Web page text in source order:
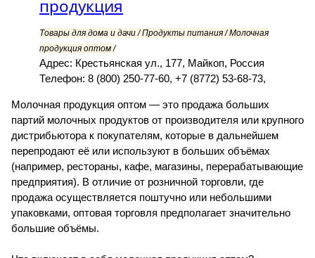
продукция
Товары для дома и дачи / Продукты питания / Молочная
продукция оптом /
Адрес: Крестьянская ул., 177, Майкоп, Россия
Телефон: 8 (800) 250-77-60, +7 (8772) 53-68-73,
Молочная продукция оптом — это продажа больших
партий молочных продуктов от производителя или крупного
дистрибьютора к покупателям, которые в дальнейшем
перепродают её или используют в больших объёмах
(например, рестораны, кафе, магазины, перерабатывающие
предприятия). В отличие от розничной торговли, где
продажа осуществляется поштучно или небольшими
упаковками, оптовая торговля предполагает значительно
большие объёмы.